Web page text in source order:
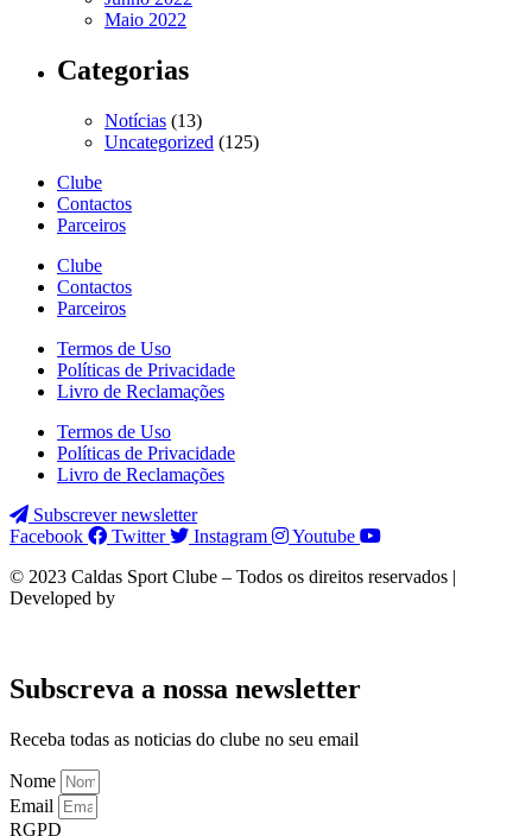
Maio 2022
Categorias
Notícias (13)
Uncategorized (125)
Clube
Contactos
Parceiros
Clube
Contactos
Parceiros
Termos de Uso
Políticas de Privacidade
Livro de Reclamações
Termos de Uso
Políticas de Privacidade
Livro de Reclamações
Subscrever newsletter
Facebook
Twitter Instagram
Youtube
© 2023 Caldas Sport Clube – Todos os direitos reservados |
Developed by
Subscreva a nossa newsletter
Receba todas as noticias do clube no seu email
Nome
Email
RGPD